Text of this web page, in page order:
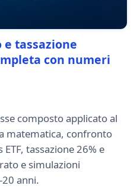
tassazione
con numeri
composto applicato al
matematica, confronto
tassazione 26% e
e simulazioni
anni.